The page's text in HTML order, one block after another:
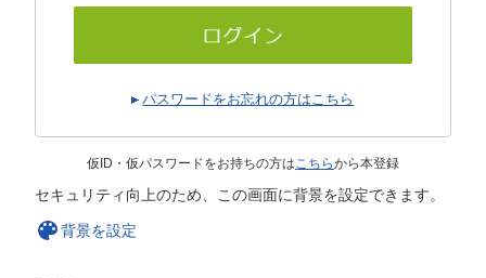
パスワードをお忘れの方はこちら
仮ID・仮パスワードをお持ちの方はこちらから本登録
セキュリティ向上のため、この画面に背景を設定できます。
背景を設定